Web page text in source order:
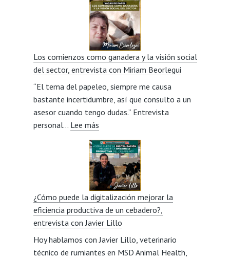
por
la
Avileña
de
padres
a
hijos,
entrevista
con
González
Veneros
Los comienzos como ganadera y la visión social
del sector, entrevista con Miriam Beorlegui
“El tema del papeleo, siempre me causa
bastante incertidumbre, así que consulto a un
asesor cuando tengo dudas.” Entrevista
personal… Lee más:
comienzos
como
ganadera
y
la
visión
social
del
sector,
¿Cómo puede la digitalización mejorar la
eficiencia productiva de un cebadero?,
entrevista con Javier Lillo
Hoy hablamos con Javier Lillo, veterinario
técnico de rumiantes en MSD Animal Health,